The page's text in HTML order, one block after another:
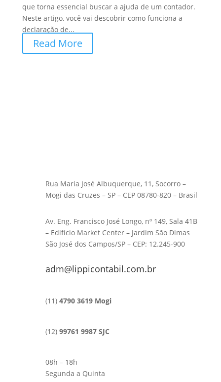
que torna essencial buscar a ajuda de um contador.
Neste artigo, você vai descobrir como funciona a
declaração de...
Read More
Rua Maria José Albuquerque, 11, Socorro –
Mogi das Cruzes – SP – CEP 08780-820 – Brasil
Av. Eng. Francisco José Longo, nº 149, Sala 41B
– Edifício Market Center – Jardim São Dimas
São José dos Campos/SP – CEP: 12.245-900
adm@lippicontabil.com.br
(11) 4790 3619 Mogi
(12) 99761 9987 SJC
08h – 18h
Segunda a Quinta